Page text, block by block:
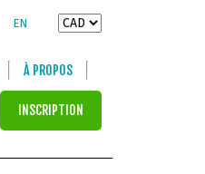
EN
À PROPOS
INSCRIPTION